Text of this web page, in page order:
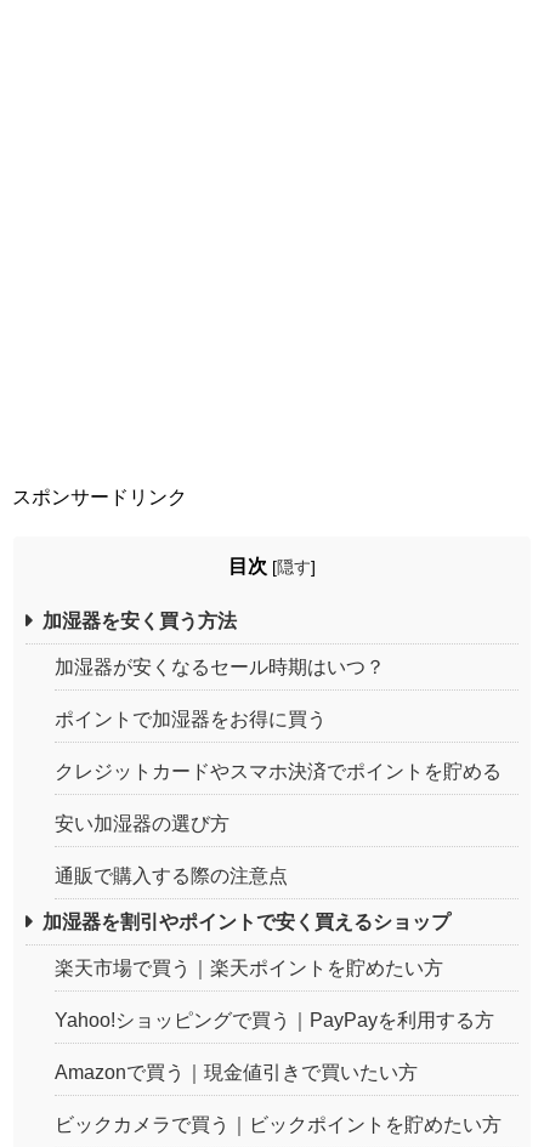
スポンサードリンク
目次 [隠す]
加湿器を安く買う方法
加湿器が安くなるセール時期はいつ？
ポイントで加湿器をお得に買う
クレジットカードやスマホ決済でポイントを貯める
安い加湿器の選び方
通販で購入する際の注意点
加湿器を割引やポイントで安く買えるショップ
楽天市場で買う｜楽天ポイントを貯めたい方
Yahoo!ショッピングで買う｜PayPayを利用する方
Amazonで買う｜現金値引きで買いたい方
ビックカメラで買う｜ビックポイントを貯めたい方